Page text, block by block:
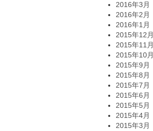
2016年3月
2016年2月
2016年1月
2015年12月
2015年11月
2015年10月
2015年9月
2015年8月
2015年7月
2015年6月
2015年5月
2015年4月
2015年3月